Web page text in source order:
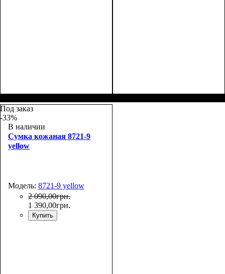
28*17*9
Под заказ
-33%
В наличии
Сумка кожаная 8721-9
yellow
Модель: 8721-9 yellow
2 090,00грн.
1 390,00грн.
Купить